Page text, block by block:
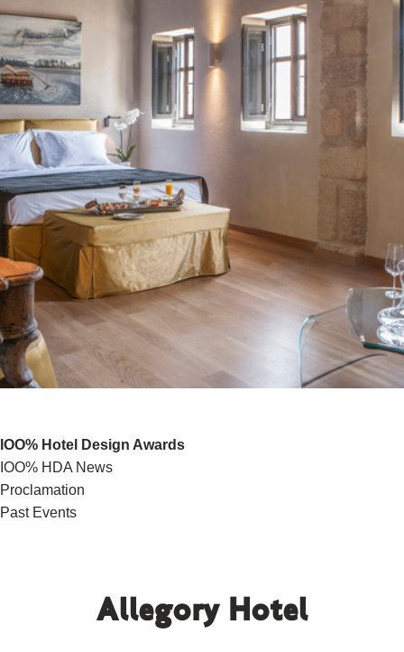
IOO% Hotel Design Awards
IOO% HDA News
Proclamation
Past Events
Allegory Hotel